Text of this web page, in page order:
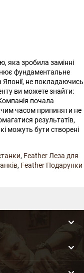
яка зробила замінні
фундаментальне
не покладаючись
ви можете знайти:
почала
часом припиняти не
результатів,
можуть бути створені
, Feather Леза для
, Feather Подарунки